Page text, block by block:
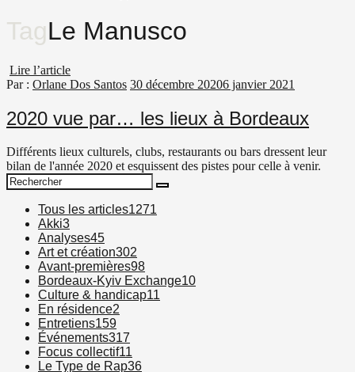
TagLe Manusco
Lire l’article
Par : Orlane Dos Santos 30 décembre 20206 janvier 2021
2020 vue par… les lieux à Bordeaux
Différents lieux culturels, clubs, restaurants ou bars dressent leur
bilan de l'année 2020 et esquissent des pistes pour celle à venir.
Search
for:
Search
Tous les articles1271
Akki3
Analyses45
Art et création302
Avant-premières98
Bordeaux-Kyiv Exchange10
Culture & handicap11
En résidence2
Entretiens159
Événements317
Focus collectif11
Le Type de Rap36